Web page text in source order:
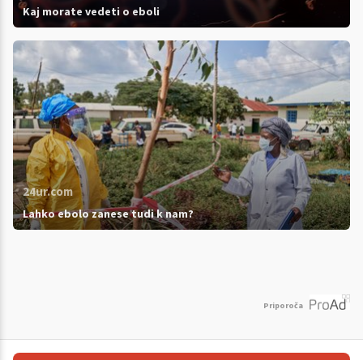
Kaj morate vedeti o eboli
24ur.com
Lahko ebolo zanese tudi k nam?
Priporoča